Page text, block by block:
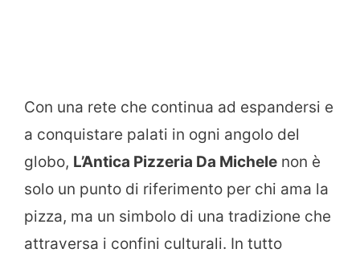
Con una rete che continua ad espandersi e
a conquistare palati in ogni angolo del
globo, L’Antica Pizzeria Da Michele non è
solo un punto di riferimento per chi ama la
pizza, ma un simbolo di una tradizione che
attraversa i confini culturali. In tutto